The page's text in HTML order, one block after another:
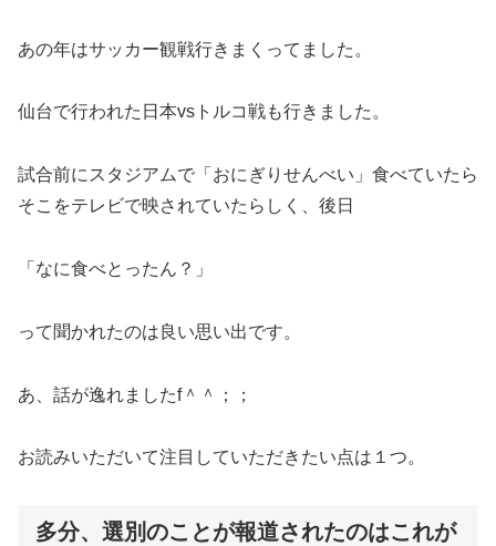
あの年はサッカー観戦行きまくってました。
仙台で行われた日本vsトルコ戦も行きました。
試合前にスタジアムで「おにぎりせんべい」食べていたら
そこをテレビで映されていたらしく、後日
「なに食べとったん？」
って聞かれたのは良い思い出です。
あ、話が逸れましたf＾＾；；
お読みいただいて注目していただきたい点は１つ。
多分、選別のことが報道されたのはこれが